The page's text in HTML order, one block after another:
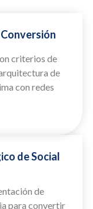
criterios de
de
con redes
de Social
de
para convertir